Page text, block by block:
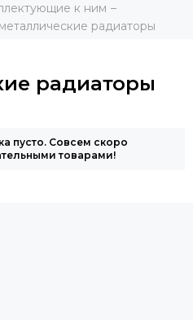
к ним
радиаторы
радиаторы
пусто. Совсем скоро
товарами!